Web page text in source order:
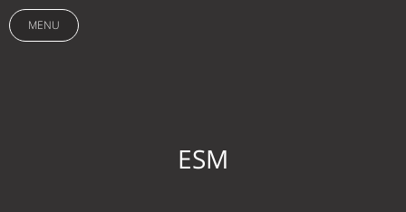
MENU
ESM